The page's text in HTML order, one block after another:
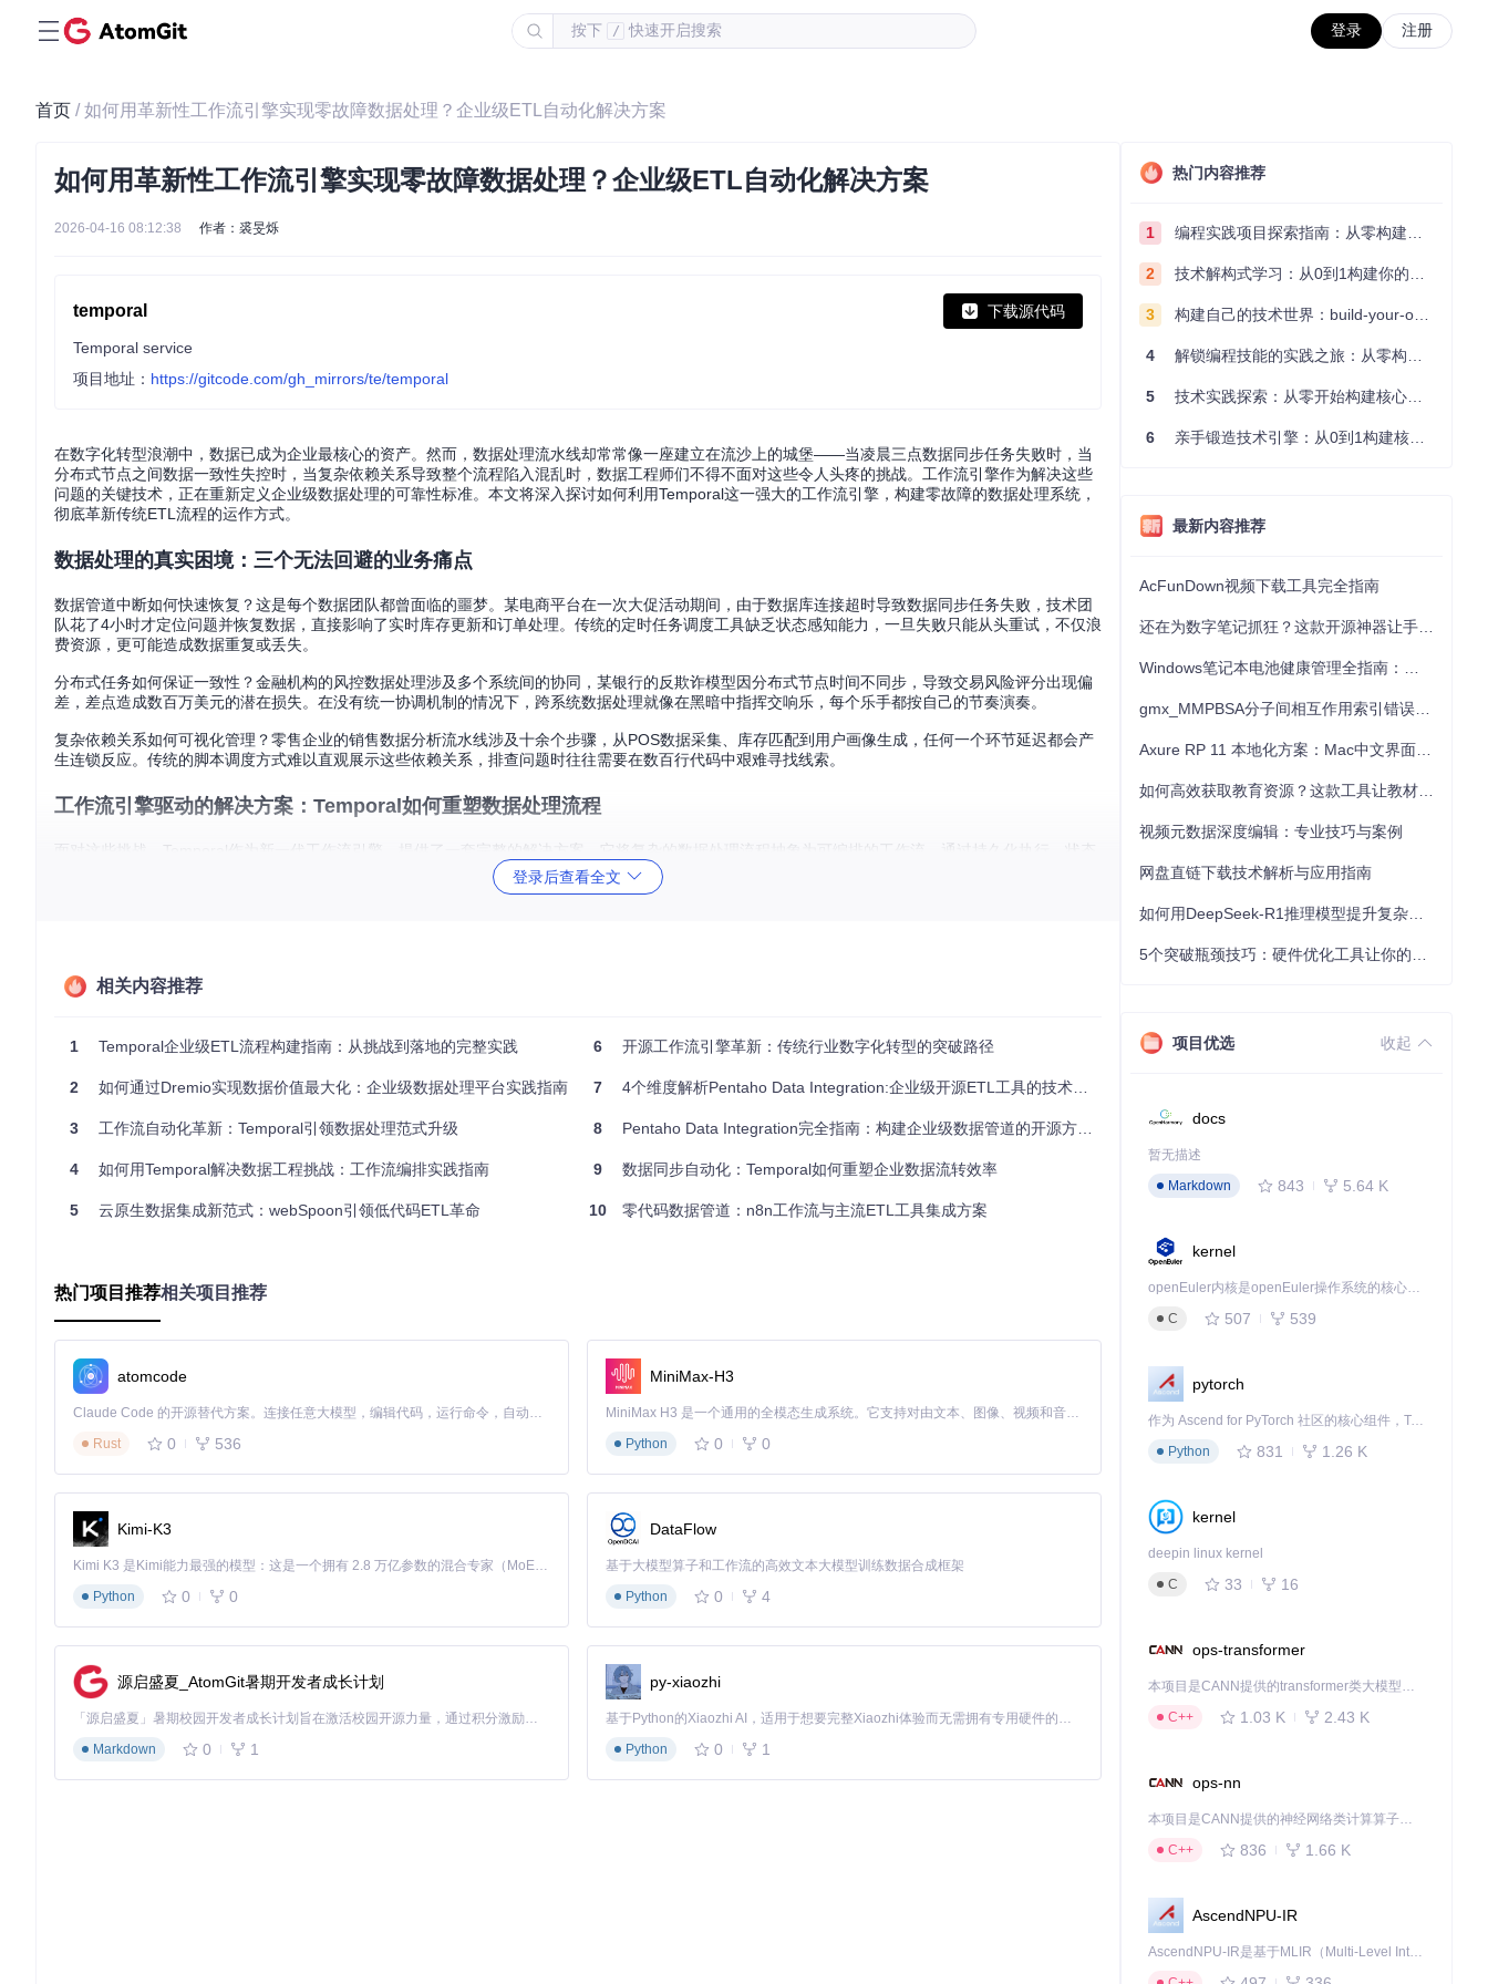
按下 / 快速开启搜索 登录 注册
首页 / 如何用革新性工作流引擎实现零故障数据处理？企业级ETL自动化解决方案
如何用革新性工作流引擎实现零故障数据处理？企业级ETL自动化解决方案
2026-04-16 08:12:38 作者：裘旻烁
temporal 下载源代码
Temporal service
项目地址： https://gitcode.com/gh_mirrors/te/temporal
在数字化转型浪潮中，数据已成为企业最核心的资产。然而，数据处理流水线却常常像一座建立在流沙上的城堡——当凌晨三点数据同步任务失败时，当
分布式节点之间数据一致性失控时，当复杂依赖关系导致整个流程陷入混乱时，数据工程师们不得不面对这些令人头疼的挑战。工作流引擎作为解决这些
问题的关键技术，正在重新定义企业级数据处理的可靠性标准。本文将深入探讨如何利用Temporal这一强大的工作流引擎，构建零故障的数据处理系统，
彻底革新传统ETL流程的运作方式。
数据处理的真实困境：三个无法回避的业务痛点
数据管道中断如何快速恢复？这是每个数据团队都曾面临的噩梦。某电商平台在一次大促活动期间，由于数据库连接超时导致数据同步任务失败，技术团
队花了4小时才定位问题并恢复数据，直接影响了实时库存更新和订单处理。传统的定时任务调度工具缺乏状态感知能力，一旦失败只能从头重试，不仅浪
费资源，更可能造成数据重复或丢失。
分布式任务如何保证一致性？金融机构的风控数据处理涉及多个系统间的协同，某银行的反欺诈模型因分布式节点时间不同步，导致交易风险评分出现偏
差，差点造成数百万美元的潜在损失。在没有统一协调机制的情况下，跨系统数据处理就像在黑暗中指挥交响乐，每个乐手都按自己的节奏演奏。
复杂依赖关系如何可视化管理？零售企业的销售数据分析流水线涉及十余个步骤，从POS数据采集、库存匹配到用户画像生成，任何一个环节延迟都会产
生连锁反应。传统的脚本调度方式难以直观展示这些依赖关系，排查问题时往往需要在数百行代码中艰难寻找线索。
工作流引擎驱动的解决方案：Temporal如何重塑数据处理流程
面对这些挑战，Temporal作为新一代工作流引擎，提供了一套完整的解决方案。它将复杂的数据处理流程抽象为可编排的工作流，通过持久化执行、状态
码复用率，更使得复杂流程的管理变得直观。例如，一个完整的客户数据同步流程可以拆分为数据提取、格式转换、质量校验和加载入库四个活动，每个
核心价值解析：为什么工作流引擎是数据处理的变革者
采用Temporal工作流引擎为数据处理带来的价值是多维度的，它不仅解决了技术层面的挑战，更从根本上改变了数据团队的工作方式。
可靠性提升：Temporal的自动重试机制配合指数退避策略，能够智能处理各种临时故障。某物流企业通过将订单处理流程迁移到Temporal，将数据同步成
愈"能力极大降低了运维压力。
开发效率革命：传统ETL开发中，工程师需要花费40%的代码量处理错误恢复和状态管理。Temporal将这些非业务逻辑抽象为平台能力，使团队可以专注
保关键业务不受非核心任务影响。某零售企业通过这种精细化资源管理，将服务器成本降低了35%。
可观测性增强：通过Temporal Web UI，数据团队可以实时监控每个工作流的执行状态，查看详细的执行历史和性能指标。这种透明化能力使得问题排查
从"大海捞针"变成"精准定位"，平均故障排查时间从小时级缩短到分钟级。
实施路径：从零开始构建分布式数据处理流水线
将Temporal工作流引擎应用到实际数据处理场景中，需要遵循一套系统化的实施路径。这个过程可以分为四个关键阶段，每个阶段都有明确的目标和最佳
阶段一：环境准备与基础配置
首先需要搭建Temporal开发环境，对于Mac用户，可以通过Homebrew快速安装：
brew install temporal
Windows和Linux用户可以从官方仓库获取对应安装包。开发环境启动后，访问本地8233端口即可打开Temporal Web UI，这是后续监控和管理工作流的
主要界面。
登录后查看全文
相关内容推荐
1 Temporal企业级ETL流程构建指南：从挑战到落地的完整实践
2 如何通过Dremio实现数据价值最大化：企业级数据处理平台实践指南
3 工作流自动化革新：Temporal引领数据处理范式升级
4 如何用Temporal解决数据工程挑战：工作流编排实践指南
5 云原生数据集成新范式：webSpoon引领低代码ETL革命
6 开源工作流引擎革新：传统行业数字化转型的突破路径
7 4个维度解析Pentaho Data Integration:企业级开源ETL工具的技术实现与应用实践
8 Pentaho Data Integration完全指南：构建企业级数据管道的开源方案 | 数据工程师必备
9 数据同步自动化：Temporal如何重塑企业数据流转效率
10 零代码数据管道：n8n工作流与主流ETL工具集成方案
热门项目推荐相关项目推荐
atomcode
Claude Code 的开源替代方案。连接任意大模型，编辑代码，运行命令，自动验证 — 全自动执行。用 Rust 构建，极致性能。 ｜ An open-source alternative to Claude Code. Connect any LLM, edit code, run commands, and verify changes — autonomously. Built in Rust for speed. Get Started
Rust
0 536
MiniMax-H3
MiniMax H3 是一个通用的全模态生成系统。它支持对由文本、图像、视频和音频组成的多模态上下文进行统一理解，并能生成分辨率高达 2K、时长可达 15 秒的带原生立体声音频的视频。得益于面向任务泛化的系统设计，H3 在预训练阶段就已具备广泛的多模态上下文理解与生成能力，能够出色地执行复杂的多模态指令。
Python
0 0
Kimi-K3
Kimi K3 是Kimi能力最强的模型：这是一个拥有 2.8 万亿参数的混合专家（MoE）模型，具备原生视觉理解能力，并支持 100 万 token 的上下文窗口。
Python
0 0
DataFlow
基于大模型算子和工作流的高效文本大模型训练数据合成框架
Python
0 4
源启盛夏_AtomGit暑期开发者成长计划
「源启盛夏」暑期校园开发者成长计划旨在激活校园开源力量，通过积分激励、认证扶持、资源倾斜等形式，引导高校组织和开发者完成「入驻 — 建项目 — 做贡献 — 获认证 — 得资源」的完整闭环。无论你是想带领社团入驻平台的组织者，还是希望用代码贡献证明自己的开发者，都能在这里找到属于你的成长路径。
Markdown
0 1
py-xiaozhi
基于Python的Xiaozhi AI，适用于想要完整Xiaozhi体验而无需拥有专用硬件的用户。
Python
0 1
热门内容推荐
1 编程实践项目探索指南：从零构建技术能力体系
2 技术解构式学习：从0到1构建你的编程知识体系
3 构建自己的技术世界：build-your-own-x项目的实践探索指南
4 解锁编程技能的实践之旅：从零构建你的技术世界
5 技术实践探索：从零开始构建核心系统的实践指南
6 亲手锻造技术引擎：从0到1构建核心系统的实践指南
最新内容推荐
AcFunDown视频下载工具完全指南
视频元数据深度编辑：专业技巧与案例
网盘直链下载技术解析与应用指南
项目优选 收起
docs
暂无描述
Markdown
843 5.64 K
kernel
openEuler内核是openEuler操作系统的核心，既是系统性能与稳定性的基石，也是连接处理器、设备与服务的桥梁。
C
507 539
pytorch
作为 Ascend for PyTorch 社区的核心组件，TorchNPU 是昇腾专为 PyTorch 打造的深度学习适配插件，使 PyTorch 框架能够直接调用昇腾 NPU，为开发者提供昇腾 AI 处理器的超强算力。
Python
831 1.26 K
kernel
deepin linux kernel
C
33 16
ops-transformer
本项目是CANN提供的transformer类大模型算子库，实现网络在NPU上加速计算。
C++
1.03 K 2.43 K
ops-nn
本项目是CANN提供的神经网络类计算算子库，实现网络在NPU上加速计算。
C++
836 1.66 K
AscendNPU-IR
AscendNPU-IR是基于MLIR（Multi-Level Intermediate Representation）构建的，面向昇腾亲和算子编译时使用的中间表示，提供昇腾完备表达能力，通过编译优化提升昇腾AI处理器计算效率，支持通过生态框架使能昇腾AI处理器与深度调优